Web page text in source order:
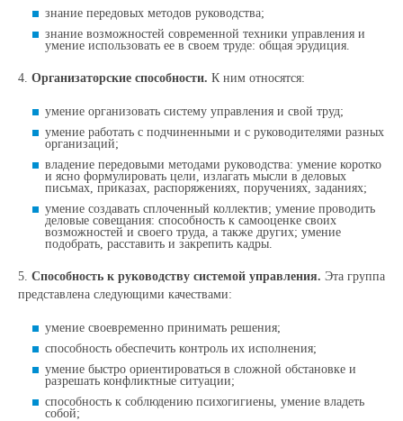
знание передовых методов руководства;
знание возможностей современной техники управления и
умение использовать ее в своем труде: общая эрудиция.
4. Организаторские способности. К ним относятся:
умение организовать систему управления и свой труд;
умение работать с подчиненными и с руководителями разных
организаций;
владение передовыми методами руководства: умение коротко
и ясно формулировать цели, излагать мысли в деловых
письмах, приказах, распоряжениях, поручениях, заданиях;
умение создавать сплоченный коллектив; умение проводить
деловые совещания: способность к самооценке своих
возможностей и своего труда, а также других; умение
подобрать, расставить и закрепить кадры.
5. Способность к руководству системой управления. Эта группа
представлена следующими качествами:
умение своевременно принимать решения;
способность обеспечить контроль их исполнения;
умение быстро ориентироваться в сложной обстановке и
разрешать конфликтные ситуации;
способность к соблюдению психогигиены, умение владеть
собой;